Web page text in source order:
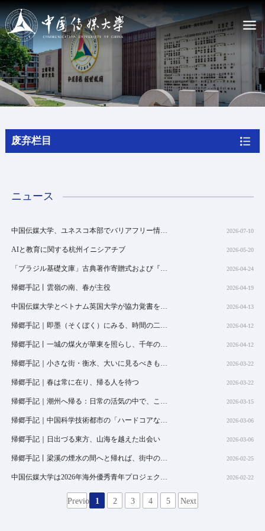
大学案内
CUC憲章
私たちの歴史
学位プログラム
奨学金
オンラインで申し込む
学術
主な分野
コアカリキュラム
優秀な学者
ジャーナル
世界のメディアと中国
スタイル
陸上競技とフィットネス
住居と食事
废弃栏目
ニュース
中国伝媒大学、ユネスコ本部でバリアフリー情報伝達と文化的権利の保障に関するセミナーおよび「光明影院（光の映画館）」上映イベントを主催 2026-07-10
AIと教育に関する杭州イニシアチブ 2026-05-20
「ブラジル基礎文庫」古典著作寄贈式および『ブラジル人』学術講座が本校で開催 2026-04-24
帰郷手記丨雲嶺の南、春が主役 2026-04-19
中国伝媒大学とベトナム英国大学が協力覚書を締結、調印式典を開催 2026-04-13
帰郷手記｜即墨（そくぼく）にみる、時間の二面性 2026-04-12
帰郷手記丨一城の煤火が華東を照らし、千年の楚の韻が淮南に隠れる 2026-04-12
帰郷手記｜小さな街・衡水、大いに見るべきものあり 2026-03-22
帰郷手記｜春は常に在り、帰る人を待つ 2026-03-22
帰郷手記｜潮州へ帰る：日常の活気の中で、この街を理解する 2026-03-15
帰郷手記｜中国科学技術都市の「ハードコアなロマン」を解読する 2026-03-06
帰郷手記｜日出づる東方、山海を越えた出会い 2026-03-06
帰郷手記丨梁溪の煙水の間へと帰れば、街中の灯火こそが我が故郷 2026-02-25
中国伝媒大学は2026年海外優秀青年プロジェクトへの応募を世界中の優秀な人材に心から呼びかける 2026-02-22
Previous1 2 3 4 5 Next